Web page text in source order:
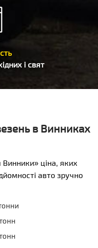
і свят
в Винниках
ціна, яких
авто зручно